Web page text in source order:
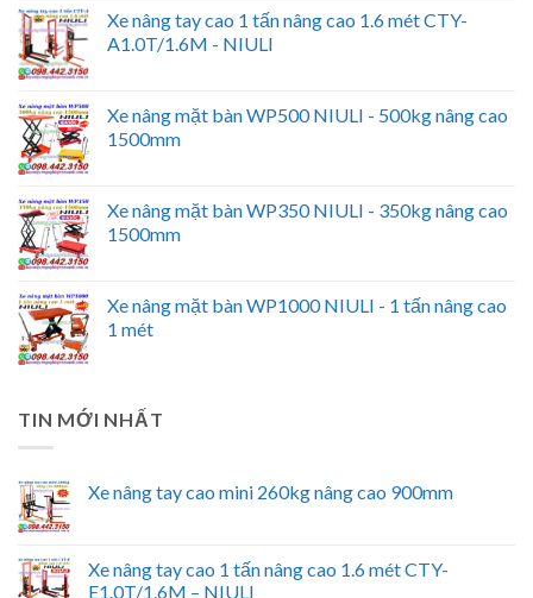
Xe nâng tay cao 1 tấn nâng cao 1.6 mét CTY-
A1.0T/1.6M - NIULI
Xe nâng mặt bàn WP500 NIULI - 500kg nâng cao
1500mm
Xe nâng mặt bàn WP350 NIULI - 350kg nâng cao
1500mm
Xe nâng mặt bàn WP1000 NIULI - 1 tấn nâng cao
1 mét
TIN MỚI NHẤT
Xe nâng tay cao mini 260kg nâng cao 900mm
Xe nâng tay cao 1 tấn nâng cao 1.6 mét CTY-
E1.0T/1.6M – NIULI